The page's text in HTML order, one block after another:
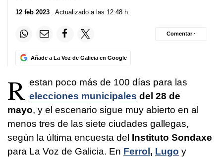
12 feb 2023 . Actualizado a las 12:48 h.
Añade a La Voz de Galicia en Google
Comentar ·
R estan poco más de 100 días para las
elecciones municipales del 28 de
mayo, y el escenario sigue muy abierto en al
menos tres de las siete ciudades gallegas,
según la última encuesta del Instituto Sondaxe
para La Voz de Galicia. En Ferrol, Lugo y